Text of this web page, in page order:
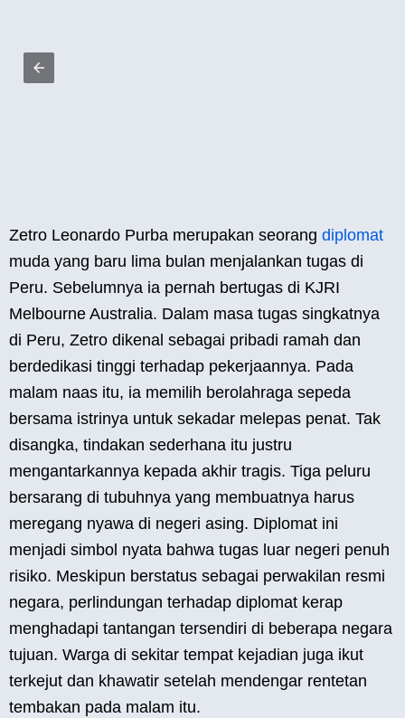
Zetro Leonardo Purba merupakan seorang diplomat
muda yang baru lima bulan menjalankan tugas di
Peru. Sebelumnya ia pernah bertugas di KJRI
Melbourne Australia. Dalam masa tugas singkatnya
di Peru, Zetro dikenal sebagai pribadi ramah dan
berdedikasi tinggi terhadap pekerjaannya. Pada
malam naas itu, ia memilih berolahraga sepeda
bersama istrinya untuk sekadar melepas penat. Tak
disangka, tindakan sederhana itu justru
mengantarkannya kepada akhir tragis. Tiga peluru
bersarang di tubuhnya yang membuatnya harus
meregang nyawa di negeri asing. Diplomat ini
menjadi simbol nyata bahwa tugas luar negeri penuh
risiko. Meskipun berstatus sebagai perwakilan resmi
negara, perlindungan terhadap diplomat kerap
menghadapi tantangan tersendiri di beberapa negara
tujuan. Warga di sekitar tempat kejadian juga ikut
terkejut dan khawatir setelah mendengar rentetan
tembakan pada malam itu.